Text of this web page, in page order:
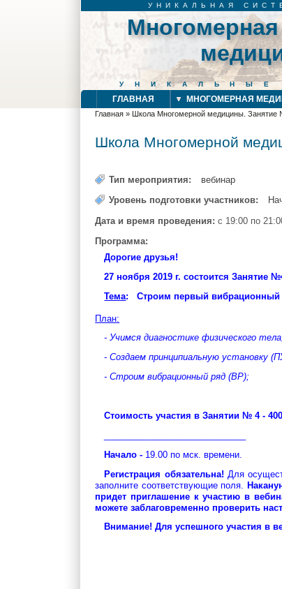
УНИКАЛЬНАЯ
ГЛАВНАЯ МНОГОМЕРНАЯ
Главная » Школа Многомерной медицины. Занятие
Школа Многомерной
Тип мероприятия:
вебинар
Уровень подготовки участников:
Дата и время проведения:с 19:00 по
Программа:
Дорогие друзья!
27 ноября 2019 г. состоится Занятие
Тема: Строим первый вибрационный
План:
- Учимся диагностике физического
- Создаем принципиальную установку
- Строим вибрационный ряд (ВР);
Стоимость участия в Занятии № 4 -
Начало - 19.00 по мск. времени.
Регистрация обязательна! Для
заполните соответствующие поля.
придет приглашение к участию в
можете заблаговременно проверить
Внимание! Для успешного участия в